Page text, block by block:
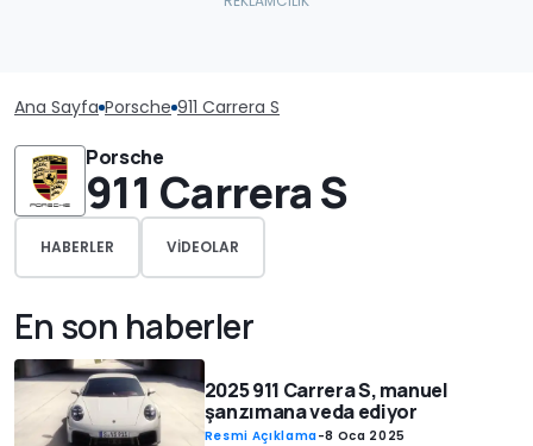
Ana Sayfa Porsche 911 Carrera S
Porsche
911 Carrera S
HABERLER VIDEOLAR
En son haberler
2025 911 Carrera S, manuel
şanzımana veda ediyor
Resmi Açıklama-8 Oca 2025